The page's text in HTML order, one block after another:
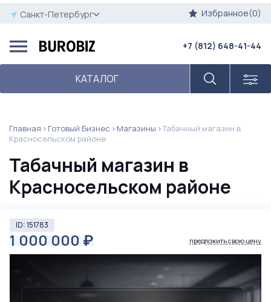
Санкт-Петербург Избранное(0)
КАТАЛОГ
+7 (812) 648-41-44
Главная Готовый Бизнес Магазины
Табачный магазин в
Красносельском районе
Табачный магазин в
Красносельском районе
ID: 151783
1 000 000 ₽ предложить свою цену